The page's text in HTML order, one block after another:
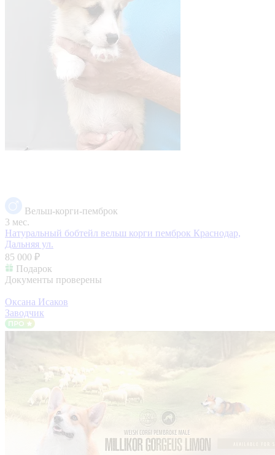
Вельш-корги-пемброк
3 мес.
Натуральный бобтейл вельш корги пемброк Краснодар,
Дальняя ул.
85 000 ₽
Подарок
Документы проверены
Оксана Исаков
Заводчик